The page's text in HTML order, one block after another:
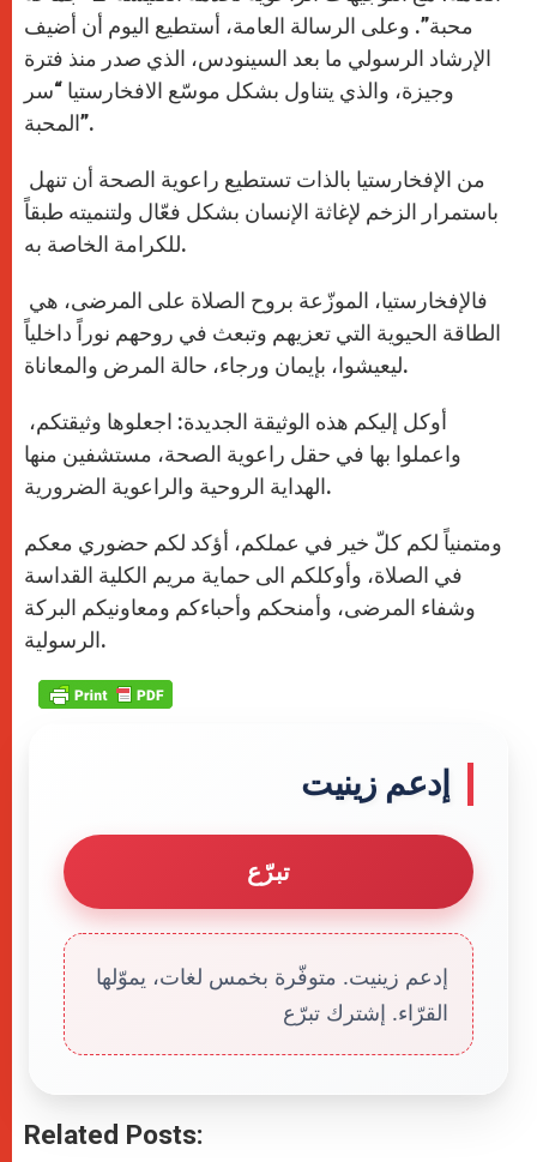
محبة”. وعلى الرسالة العامة، أستطيع اليوم أن أضيف
الإرشاد الرسولي ما بعد السينودس، الذي صدر منذ فترة
وجيزة، والذي يتناول بشكل موسّع الافخارستيا “سر
المحبة”.
باستمرار الزخم لإغاثة الإنسان بشكل فعّال ولتنميته طبقاً
للكرامة الخاصة به.
الطاقة الحيوية التي تعزيهم وتبعث في روحهم نوراً داخلياً
ليعيشوا، بإيمان ورجاء، حالة المرض والمعاناة.
واعملوا بها في حقل راعوية الصحة، مستشفين منها
الهداية الروحية والراعوية الضرورية.
ومتمنياً لكم كلّ خير في عملكم، أؤكد لكم حضوري معكم
في الصلاة، وأوكلكم الى حماية مريم الكلية القداسة
وشفاء المرضى، وأمنحكم وأحباءكم ومعاونيكم البركة
الرسولية.
إدعم زينيت
تبرّع
إدعم زينيت. متوفّرة بخمس لغات، يموّلها
القرّاء. إشترك تبرّع
Related Posts: